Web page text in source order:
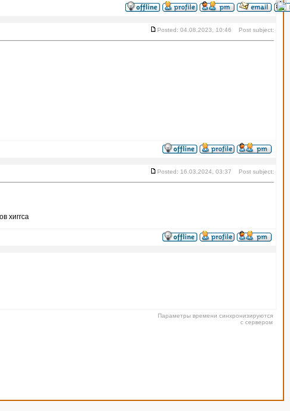
Posted: 04.08.2023, 10:46 Post subject:
Posted: 16.03.2024, 03:37 Post subject:
хиггса
Параметры времени синхронизируются
с сервером